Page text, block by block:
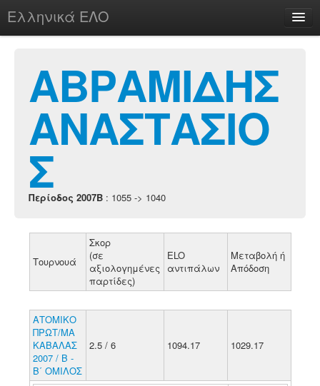
Ελληνικά ΕΛΟ
chesstu.be @ discord
Login
ΑΒΡΑΜΙΔΗΣ
ΑΝΑΣΤΑΣΙΟ
Σ
Περίοδος 2007B : 1055 -> 1040
Τουρνουά
Σκορ
(σε
αξιολογημένες
παρτίδες)
ELO
αντιπάλων
Μεταβολή ή
Απόδοση
ΑΤΟΜΙΚΟ
ΠΡΩΤ/ΜΑ
ΚΑΒΑΛΑΣ
2007 / Β -
Β΄ ΟΜΙΛΟΣ
2.5 / 6 1094.17 1029.17